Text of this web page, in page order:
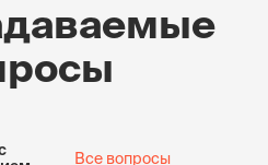
Все вопросы